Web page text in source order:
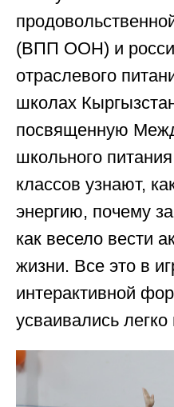
(ВПП ООН) и
отраслевого
школах
посвященную
школьного
классов узнают,
энергию, почему
как весело вести
жизни. Все это в
интерактивной
усваивались